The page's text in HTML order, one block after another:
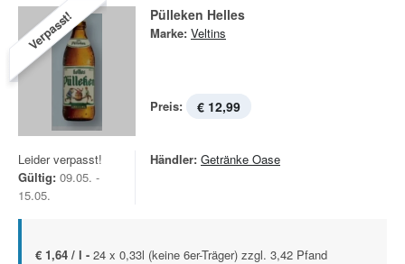
Verpasst! Pülleken Helles
Marke: Veltins
Preis: € 12,99
Leider verpasst!
Gültig: 09.05. -
15.05.
Händler: Getränke Oase
€ 1,64 / l - 24 x 0,33l (keine 6er-Träger) zzgl. 3,42 Pfand